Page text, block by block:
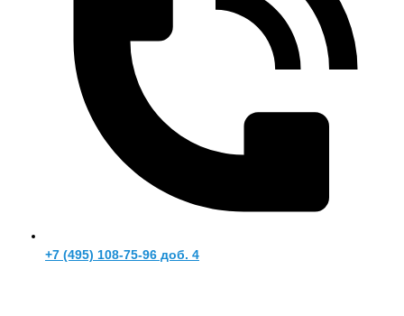
+7 (495) 108-75-96 доб. 4